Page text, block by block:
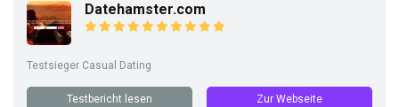
Datehamster.com
Testsieger Casual Dating
Testbericht lesen Zur Webseite